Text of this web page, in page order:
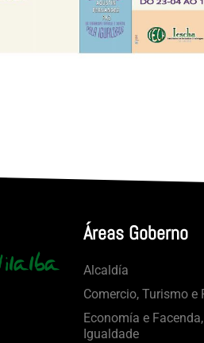
Áreas Goberno
Alcaldía
Comercio, Turismo
Economía e
Igualdade